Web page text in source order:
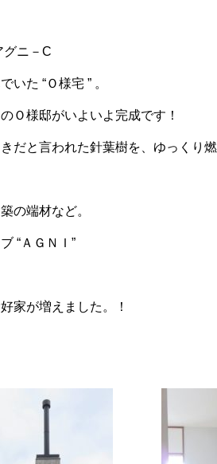
グニ－C
た “Ｏ様宅 ” 。
Ｏ様邸がいよいよ完成です！
だと言われた針葉樹を、ゆっくり
の端材など。
“ＡＧＮＩ”
家が増えました。！